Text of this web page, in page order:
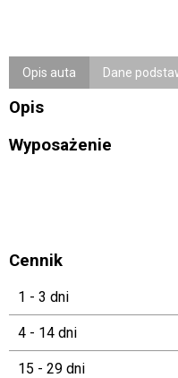
Opis auta Dane
Opis
Wyposażenie
Cennik
1 - 3 dni
4 - 14 dni
15 - 29 dni